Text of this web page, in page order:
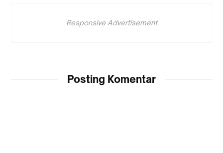
Responsive Advertisement
Posting Komentar